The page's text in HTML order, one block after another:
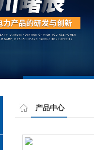
产品中心